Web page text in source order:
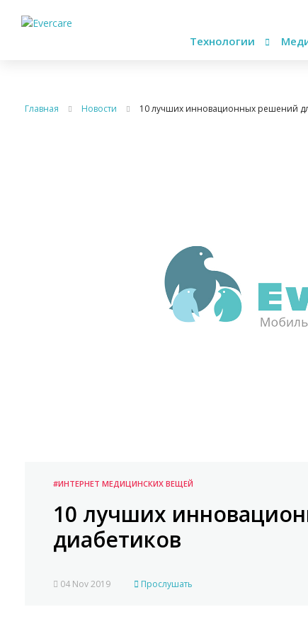
Технологии
Главная Новости 10 лучших инновационных решений
#ИНТЕРНЕТ МЕДИЦИНСКИХ ВЕЩЕЙ
10 лучших
диабетиков
04 Nov 2019 Прослушать